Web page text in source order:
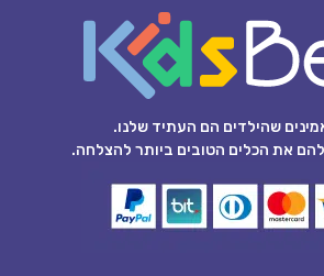
שהילדים הם העתיד שלנו.
את הכלים הטובים ביותר להצלחה.